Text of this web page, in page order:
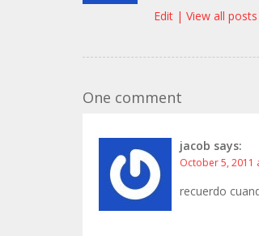
Edit | View all
One comment
jacob says:
October 5, 2011
recuerdo